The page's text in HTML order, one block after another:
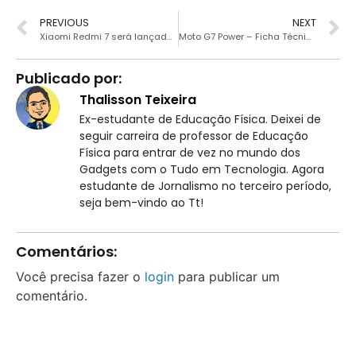
PREVIOUS
Xiaomi Redmi 7 será lançado em 18 de março
NEXT
Moto G7 Power – Ficha Técnica e Preço
Publicado por:
Thalisson Teixeira
Ex-estudante de Educação Física. Deixei de
seguir carreira de professor de Educação
Física para entrar de vez no mundo dos
Gadgets com o Tudo em Tecnologia. Agora
estudante de Jornalismo no terceiro período,
seja bem-vindo ao Tt!
Comentários:
Você precisa fazer o login para publicar um
comentário.